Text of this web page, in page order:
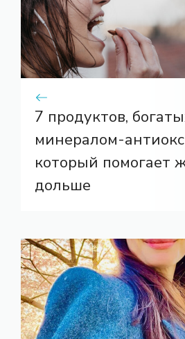
7 продуктов,
минералом-
который помогает
дольше